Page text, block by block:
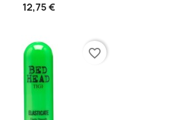
12,75 €
favorite_border